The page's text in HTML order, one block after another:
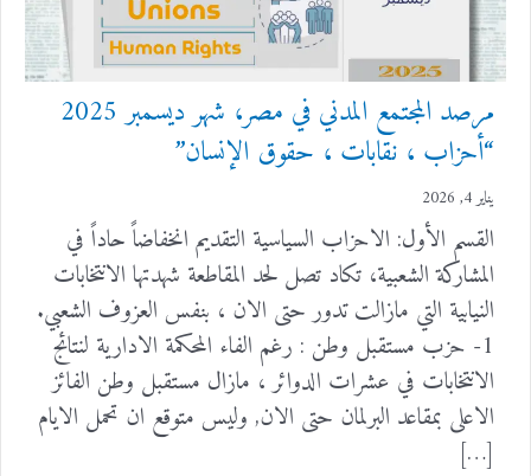
مرصد المجتمع المدني في مصر، شهر ديسمبر 2025
“أحزاب ، نقابات ، حقوق الإنسان”
يناير 4, 2026
القسم الأول: الاحزاب السياسية التقديم انخفاضاً حاداً في
المشاركة الشعبية، تكاد تصل لحد المقاطعة شهدتها الانتخابات
النيابية التي مازالت تدور حتى الان ، بنفس العزوف الشعبي.
1- حزب مستقبل وطن : رغم الفاء المحكمة الادارية لنتائج
الانتخابات في عشرات الدوائر ، مازال مستقبل وطن الفائز
الاعلى بمقاعد البرلمان حتى الان, وليس متوقع ان تحمل الايام
[…]